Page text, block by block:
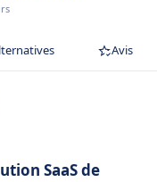
Avis
SaaS de